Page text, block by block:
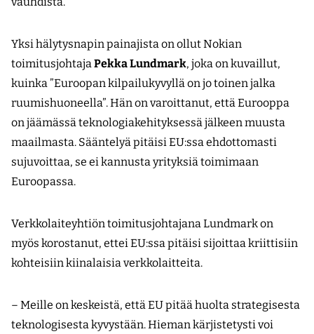
Yksi hälytysnapin painajista on ollut Nokian
toimitusjohtajaPekka Lundmark, joka on kuvaillut,
kuinka ”Euroopan kilpailukyvyllä on jo toinen jalka
ruumishuoneella”. Hän on varoittanut, että Eurooppa
on jäämässä teknologiakehityksessä jälkeen muusta
maailmasta. Sääntelyä pitäisi EU:ssa ehdottomasti
sujuvoittaa, se ei kannusta yrityksiä toimimaan
Euroopassa.
Verkkolaiteyhtiön toimitusjohtajana Lundmark on
myös korostanut, ettei EU:ssa pitäisi sijoittaa kriittisiin
kohteisiin kiinalaisia verkkolaitteita.
– Meille on keskeistä, että EU pitää huolta strategisesta
teknologisesta kyvystään. Hieman kärjistetysti voi